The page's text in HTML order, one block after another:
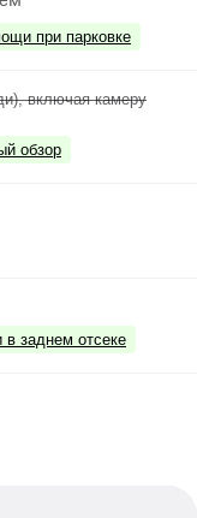
при парковке
включая камеру
обзор
в заднем отсеке